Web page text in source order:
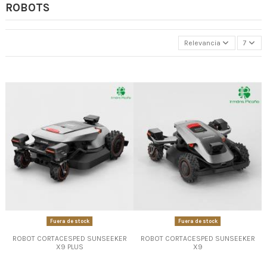
ROBOTS
Relevancia 7
Fuera de stock
ROBOT CORTACESPED SUNSEEKER
X9 PLUS
Fuera de stock
ROBOT CORTACESPED SUNSEEKER
X9